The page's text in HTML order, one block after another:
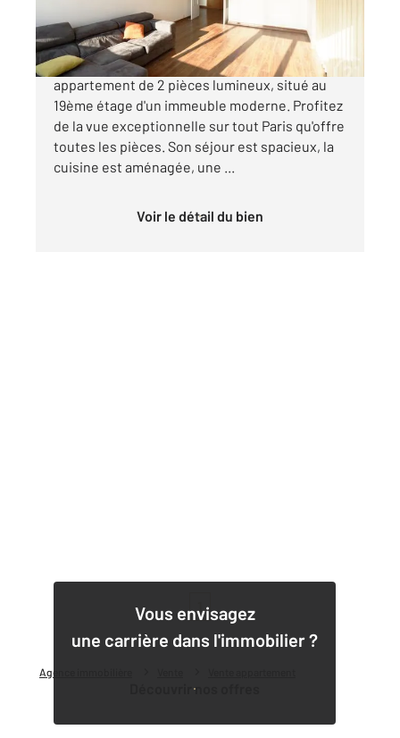
Agence immobilière
328 650 €
Courbevoie Centre. Découvrez ce grand
appartement de 2 pièces lumineux, situé au
19ème étage d'un immeuble moderne. Profitez
de la vue exceptionnelle sur tout Paris qu'offre
toutes les pièces. Son séjour est spacieux, la
cuisine est aménagée, une ...
Voir le détail du bien
Vous envisagez
une carrière dans l'immobilier ?
Découvrir nos offres
1